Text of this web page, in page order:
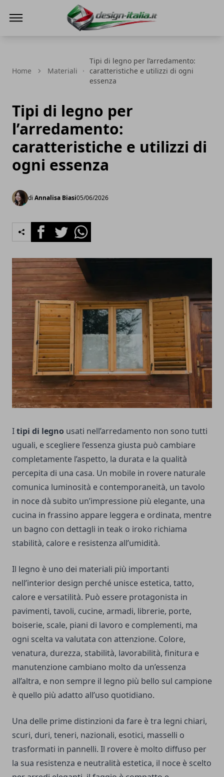
Home Materiali
Tipi di legno per l’arredamento:
caratteristiche e utilizzi di ogni
essenza
Tipi di legno per
l’arredamento:
caratteristiche e utilizzi di
ogni essenza
di Annalisa Biasi05/06/2026
FacebookTwitterWhatsapp
Itipi di legno usati nell’arredamento non sono tutti
uguali, e scegliere l’essenza giusta può cambiare
completamente l’aspetto, la durata e la qualità
percepita di una casa. Un mobile in rovere naturale
comunica luminosità e contemporaneità, un tavolo
in noce dà subito un’impressione più elegante, una
cucina in frassino appare leggera e ordinata, mentre
un bagno con dettagli in teak o iroko richiama
stabilità, calore e resistenza all’umidità.
Il legno è uno dei materiali più importanti
nell’interior design perché unisce estetica, tatto,
calore e versatilità. Può essere protagonista in
pavimenti, tavoli, cucine, armadi, librerie, porte,
boiserie, scale, piani di lavoro e complementi, ma
ogni scelta va valutata con attenzione. Colore,
venatura, durezza, stabilità, lavorabilità, finitura e
manutenzione cambiano molto da un’essenza
all’altra, e non sempre il legno più bello sul campione
è quello più adatto all’uso quotidiano.
Una delle prime distinzioni da fare è tra legni chiari,
scuri, duri, teneri, nazionali, esotici, masselli o
trasformati in pannelli. Il rovere è molto diffuso per
la sua resistenza e neutralità estetica, il noce è scelto